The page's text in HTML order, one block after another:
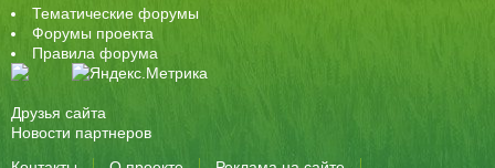
Тематические форумы
Форумы проекта
Правила форума
Друзья сайта
Новости партнеров